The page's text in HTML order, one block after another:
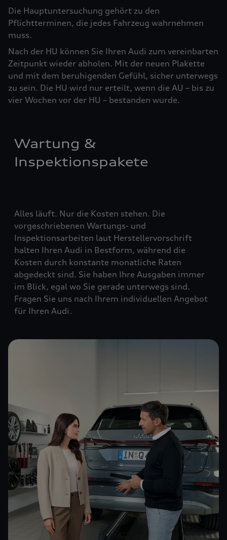
Die Hauptuntersuchung gehört zu den
Pflichtterminen, die jedes Fahrzeug wahrnehmen
muss.
Nach der HU können Sie Ihren Audi zum vereinbarten
Zeitpunkt wieder abholen. Mit der neuen Plakette
und mit dem beruhigenden Gefühl, sicher unterwegs
zu sein. Die HU wird nur erteilt, wenn die AU – bis zu
vier ­Woch­en vor der HU – bestanden wurde.
Wartung &
Inspektionspakete
Alles läuft. Nur die Kosten stehen. Die
vorgeschriebenen Wartungs- und
Inspektionsarbeiten laut Herstellervorschrift
halten Ihren Audi in Bestform, während die
Kosten durch konstante monatliche Raten
abgedeckt sind. Sie haben Ihre Ausgaben immer
im Blick, egal wo Sie gerade unterwegs sind.
Fragen Sie uns nach Ihrem individuellen Angebot
für Ihren Audi.